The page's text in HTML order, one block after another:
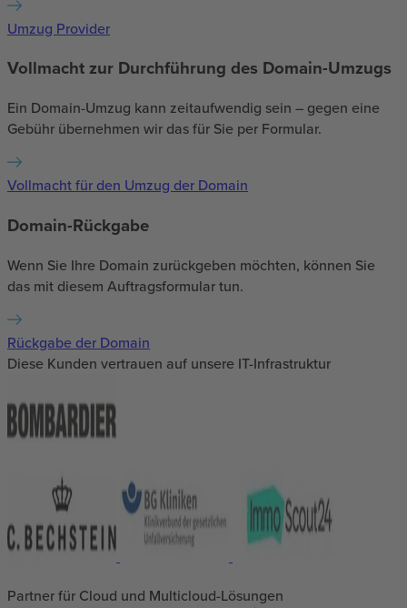
Umzug Provider
Vollmacht zur Durchführung des Domain-Umzugs
Ein Domain-Umzug kann zeitaufwendig sein – gegen eine
Gebühr übernehmen wir das für Sie per Formular.
Vollmacht für den Umzug der Domain
Domain-Rückgabe
Wenn Sie Ihre Domain zurückgeben möchten, können Sie
das mit diesem Auftragsformular tun.
Rückgabe der Domain
Diese Kunden vertrauen auf unsere IT-Infrastruktur
Partner für Cloud und Multicloud-Lösungen